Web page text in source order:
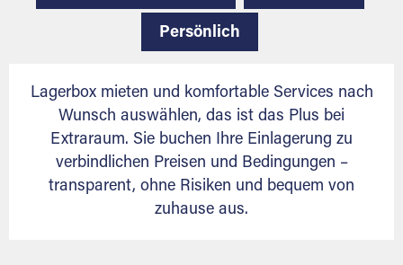
Persönlich
Lagerbox mieten und komfortable Services nach
Wunsch auswählen, das ist das Plus bei
Extraraum. Sie buchen Ihre Einlagerung zu
verbindlichen Preisen und Bedingungen –
transparent, ohne Risiken und bequem von
zuhause aus.